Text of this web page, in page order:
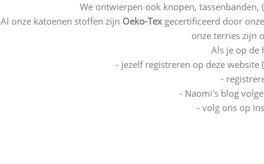
We ontwierpen ook knopen, tassenbanden,
Al onze katoenen stoffen zijn Oeko-Tex gecertificeerd door
onze terries zijn
Als je op de
- jezelf registreren op deze website
-
- Naomi's blog
- volg ons op